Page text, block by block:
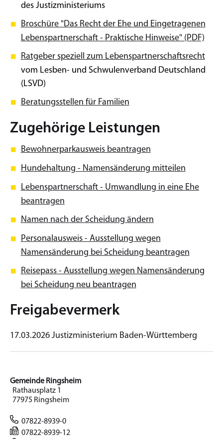
des Justizministeriums
Broschüre "Das Recht der Ehe und Eingetragenen
Lebenspartnerschaft - Praktische Hinweise" (PDF)
Ratgeber speziell zum Lebenspartnerschaftsrecht
vom Lesben- und Schwulenverband Deutschland
(LSVD)
Beratungsstellen für Familien
Zugehörige Leistungen
Bewohnerparkausweis beantragen
Hundehaltung - Namensänderung mitteilen
Lebenspartnerschaft - Umwandlung in eine Ehe
beantragen
Namen nach der Scheidung ändern
Personalausweis - Ausstellung wegen
Namensänderung bei Scheidung beantragen
Reisepass - Ausstellung wegen Namensänderung
bei Scheidung neu beantragen
Freigabevermerk
17.03.2026 Justizministerium Baden-Württemberg
Gemeinde Ringsheim
Rathausplatz 1
77975 Ringsheim
07822-8939-0
07822-8939-12